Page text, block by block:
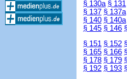
§ 130a § 131
§ 137 § 137a
§ 140 § 140a
§ 145 § 146
§ 151 § 152
§ 165 § 166
§ 178 § 179
§ 192 § 193